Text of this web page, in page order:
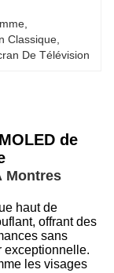
Classique
De Télévision
de
Montres
haut de
offrant des
sans
exceptionnelle.
les visages